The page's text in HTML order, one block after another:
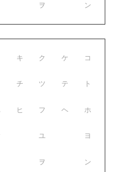
ヲ ン
キ ク ケ コ
チ ツ テ ト
ヒ フ ヘ ホ
ユ ヨ
ヲ ン